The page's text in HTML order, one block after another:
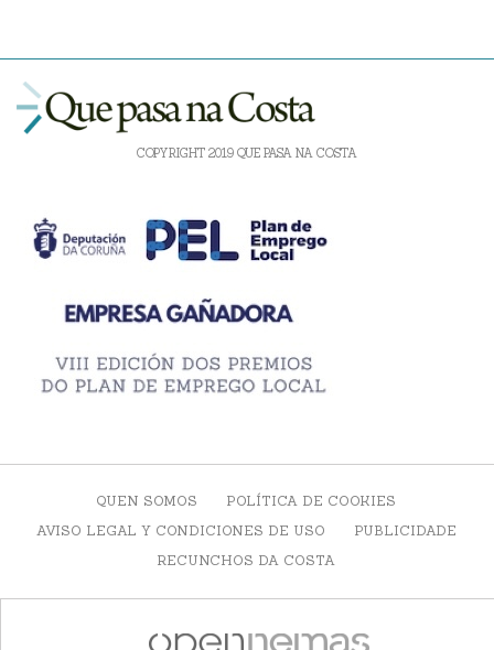
COPYRIGHT 2019 QUE PASA NA COSTA
QUEN SOMOS
POLÍTICA DE COOKIES
AVISO LEGAL Y CONDICIONES DE USO
PUBLICIDADE
RECUNCHOS DA COSTA